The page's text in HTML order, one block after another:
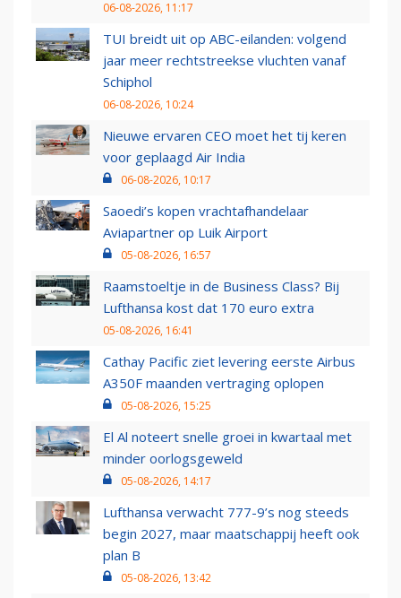
06-08-2026, 11:17
TUI breidt uit op ABC-eilanden: volgend
jaar meer rechtstreekse vluchten vanaf
Schiphol
06-08-2026, 10:24
Nieuwe ervaren CEO moet het tij keren
voor geplaagd Air India
06-08-2026, 10:17
Saoedi’s kopen vrachtafhandelaar
Aviapartner op Luik Airport
05-08-2026, 16:57
Raamstoeltje in de Business Class? Bij
Lufthansa kost dat 170 euro extra
05-08-2026, 16:41
Cathay Pacific ziet levering eerste Airbus
A350F maanden vertraging oplopen
05-08-2026, 15:25
El Al noteert snelle groei in kwartaal met
minder oorlogsgeweld
05-08-2026, 14:17
Lufthansa verwacht 777-9’s nog steeds
begin 2027, maar maatschappij heeft ook
plan B
05-08-2026, 13:42